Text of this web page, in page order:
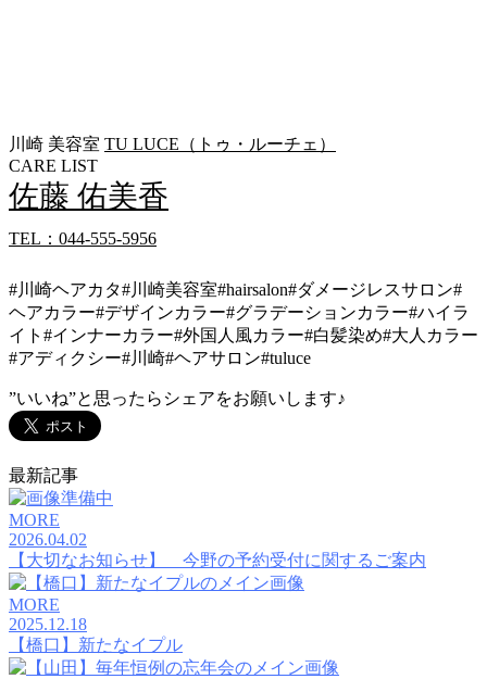
川崎 美容室 TU LUCE（トゥ・ルーチェ）
CARE LIST
佐藤 佑美香
TEL：044-555-5956
#川崎ヘアカタ#川崎美容室#hairsalon#ダメージレスサロン#
ヘアカラー#デザインカラー#グラデーションカラー#ハイラ
イト#インナーカラー#外国人風カラー#白髪染め#大人カラー
#アディクシー#川崎#ヘアサロン#tuluce
”いいね”と思ったらシェアをお願いします♪
最新記事
MORE
2026.04.02
【大切なお知らせ】 今野の予約受付に関するご案内
MORE
2025.12.18
【橋口】新たなイプル